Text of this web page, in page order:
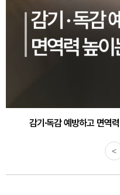
감기·독감 예방하고 면역
<